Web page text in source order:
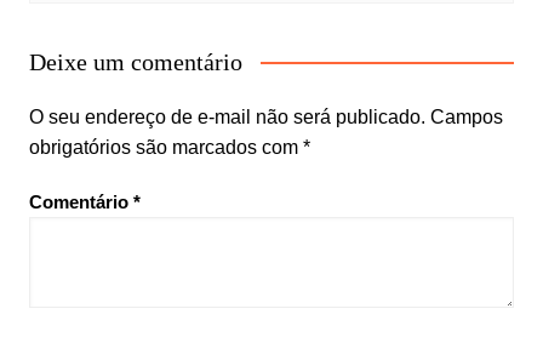
Deixe um comentário
O seu endereço de e-mail não será publicado. Campos
obrigatórios são marcados com *
Comentário *